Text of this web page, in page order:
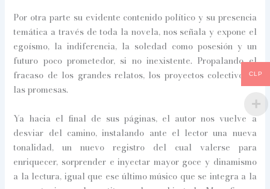
Por otra parte su evidente contenido político y su presencia
temática a través de toda la novela, nos señala y expone el
egoísmo, la indiferencia, la soledad como posesión y un
futuro poco prometedor, si no inexistente. Propalando el
fracaso de los grandes relatos, los proyectos colectivos y
las promesas.
Ya hacia el final de sus páginas, el autor nos vuelve a
desviar del camino, instalando ante el lector una nueva
tonalidad, un nuevo registro del cual valerse para
enriquecer, sorprender e inyectar mayor goce y dinamismo
a la lectura, igual que ese último músico que se integra a la
CLP